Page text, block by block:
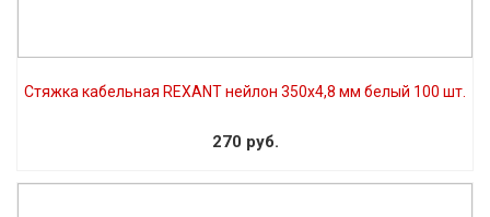
Стяжка кабельная REXANT нейлон 350х4,8 мм белый 100 шт.
270 руб.